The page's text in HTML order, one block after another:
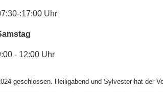
:17:00 Uhr
- 12:00 Uhr
geschlossen. Heiligabend und Sylvester hat der